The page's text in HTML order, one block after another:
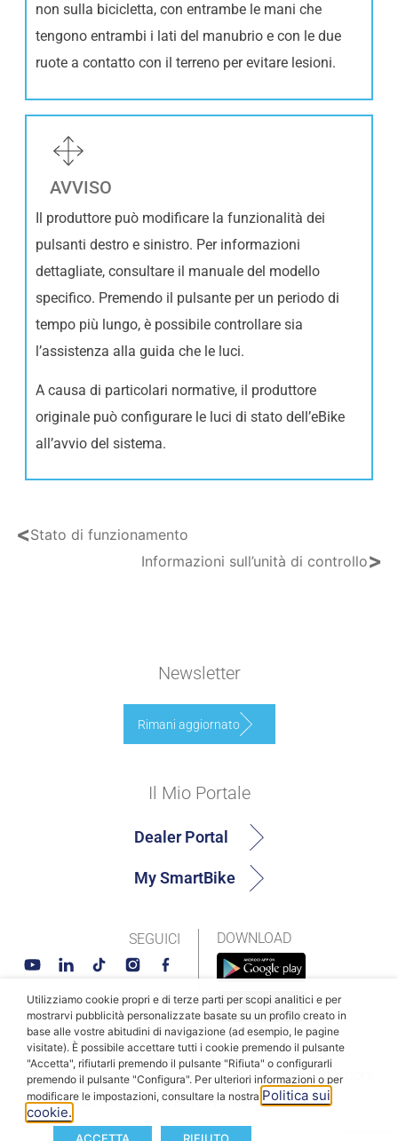
non sulla bicicletta, con entrambe le mani che
tengono entrambi i lati del manubrio e con le due
ruote a contatto con il terreno per evitare lesioni.
AVVISO
Il produttore può modificare la funzionalità dei
pulsanti destro e sinistro. Per informazioni
dettagliate, consultare il manuale del modello
specifico. Premendo il pulsante per un periodo di
tempo più lungo, è possibile controllare sia
l’assistenza alla guida che le luci.
A causa di particolari normative, il produttore
originale può configurare le luci di stato dell’eBike
all’avvio del sistema.
<Stato di funzionamento
Informazioni sull’unità di controllo>
Newsletter
Rimani aggiornato
DOWNLOAD
Il Mio Portale
Dealer Portal
My SmartBike
SEGUICI
© MAHLE SmartBike Systems 2026Termini e condizioni
Informativa sulla privacyPolitica dei cookie
Utilizziamo cookie propri e di terze parti per scopi analitici e per
mostrarvi pubblicità personalizzate basate su un profilo creato in
base alle vostre abitudini di navigazione (ad esempio, le pagine
visitate). È possibile accettare tutti i cookie premendo il pulsante
"Accetta", rifiutarli premendo il pulsante "Rifiuta" o configurarli
premendo il pulsante "Configura". Per ulteriori informazioni o per
modificare le impostazioni, consultare la nostra Politica sui
cookie.